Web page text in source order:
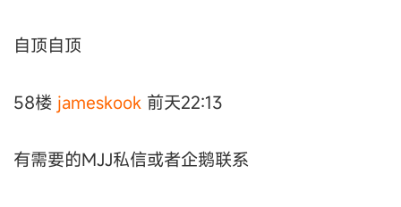
自顶自顶
58楼 jameskook 前天22:13
有需要的MJJ私信或者企鹅联系